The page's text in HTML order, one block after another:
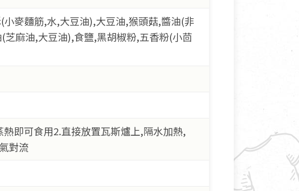
麥麵筋,水,大豆油),大豆油,猴頭菇,醬油(非
麻油,大豆油),食鹽,黑胡椒粉,五香粉(小茴
即可食用2.直接放置瓦斯爐上,隔水加熱,
對流